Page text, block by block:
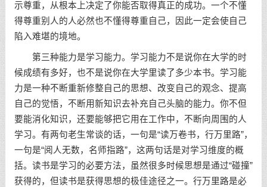
示尊重，从根本上决定了你能否取得真正的成功。一个不懂
得尊重别人的人必然也不懂得尊重自己，因此一定会使自己
陷入难堪的境地。
第三种能力是学习能力。学习能力不是说你在大学的时
候成绩有多好，也不是说你在大学里读了多少本书。学习能
力是一种不断重新修整自己的思想、改变自己的观念、提高
自己的觉悟，不断用新知识去补充自己头脑的能力。你不但
要能消化知识，还要能够把它用在工作中，不断向周围的人
学习。有两句老生常谈的话，一句是“读万卷书，行万里路”，
一句是“阅人无数，名师指路”，这两句话是对学习维度的概
括。读书是学习的必要方法，虽然很多时候思想是通过“碰撞”
获得的，但读书是获得思想的极佳途径之一。行万里路是必